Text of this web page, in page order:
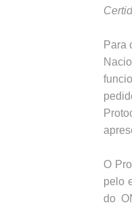
Para
O
pelo
do